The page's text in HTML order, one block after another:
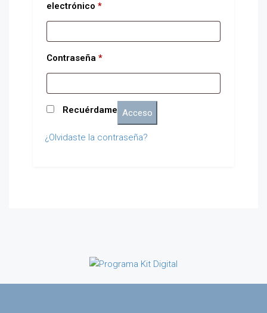
electrónico *
Contraseña *
Recuérdame Acceso
¿Olvidaste la contraseña?